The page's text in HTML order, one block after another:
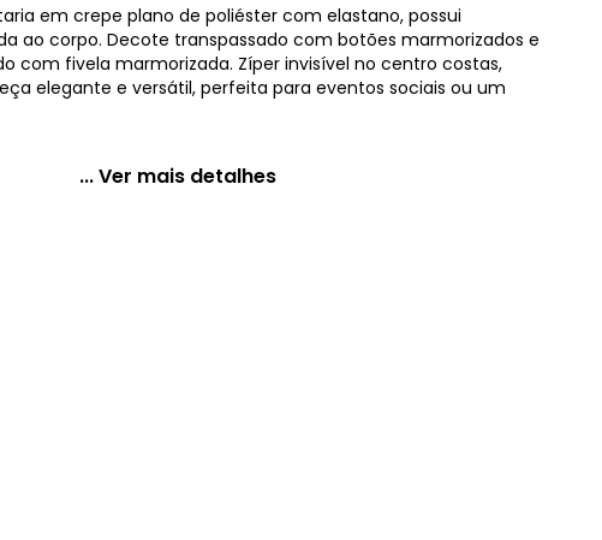
Plano
em crepe plano de poliéster com elastano, possui
ao corpo. Decote transpassado com botões marmorizados e
com fivela marmorizada. Zíper invisível no centro costas,
elegante e versátil, perfeita para eventos sociais ou um
... Ver mais detalhes